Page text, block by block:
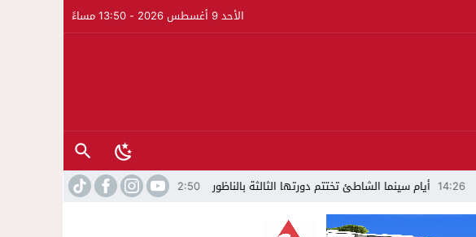
الأحد 9 أغسطس 2026 - 13:50 مساءً
أيام سينما الشاطئ تختتم دورتها الثالثة بالناظور 02:50 هدوء على الحدود واستعدادات أمنية كبيرة وتسليم السلطات